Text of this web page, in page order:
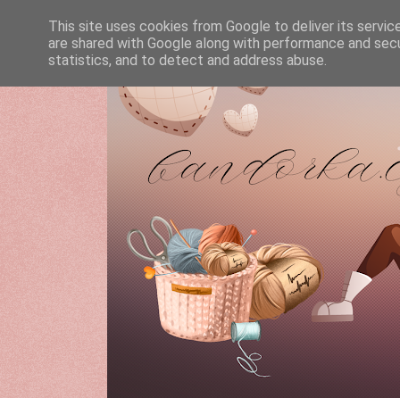
This site uses cookies from Google to deliver its
are shared with Google along with performance and
statistics, and to detect and address abuse.